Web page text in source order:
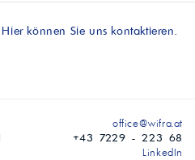
Hier können Sie uns kontaktieren.
office@wifra.at
+43 7229 - 223 68
LinkedIn